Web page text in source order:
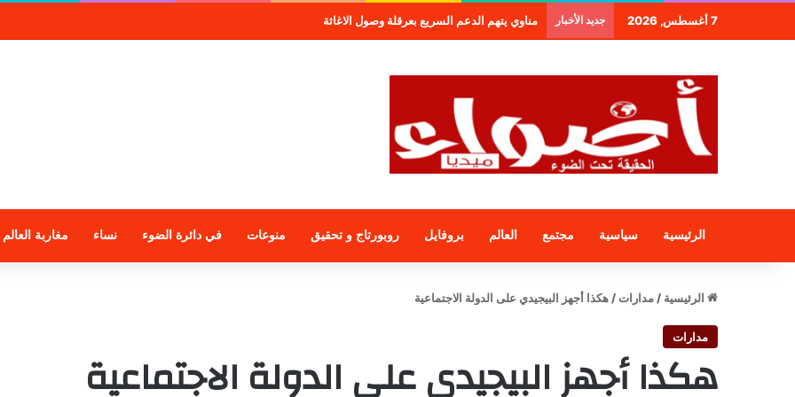
7 أغسطس, 2026 جديد الأخبار
الرئيسية سياسية مجتمع العالم بروفايل روبورتاج و تحقيق منوعات في دائرة الضوء نساء مغاربة العالم
الرئيسية / مدارات / هكذا أجهز البيجيدي على الدولة الاجتماعية
مدارات
هكذا أجهز البيجيدي على الدولة الاجتماعية